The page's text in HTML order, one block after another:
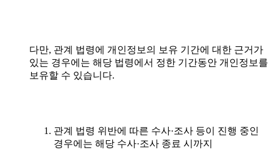
다만, 관계 법령에 개인정보의 보유 기간에 대한 근거가
있는 경우에는 해당 법령에서 정한 기간동안 개인정보를
보유할 수 있습니다.
관계 법령 위반에 따른 수사·조사 등이 진행 중인
경우에는 해당 수사·조사 종료 시까지